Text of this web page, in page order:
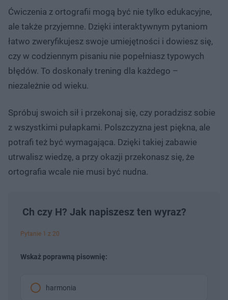
Ćwiczenia z ortografii mogą być nie tylko edukacyjne,
ale także przyjemne. Dzięki interaktywnym pytaniom
łatwo zweryfikujesz swoje umiejętności i dowiesz się,
czy w codziennym pisaniu nie popełniasz typowych
błędów. To doskonały trening dla każdego –
niezależnie od wieku.
Spróbuj swoich sił i przekonaj się, czy poradzisz sobie
z wszystkimi pułapkami. Polszczyzna jest piękna, ale
potrafi też być wymagająca. Dzięki takiej zabawie
utrwalisz wiedzę, a przy okazji przekonasz się, że
ortografia wcale nie musi być nudna.
Ch czy H? Jak napiszesz ten wyraz?
Pytanie 1 z 20
Wskaż poprawną pisownię:
harmonia